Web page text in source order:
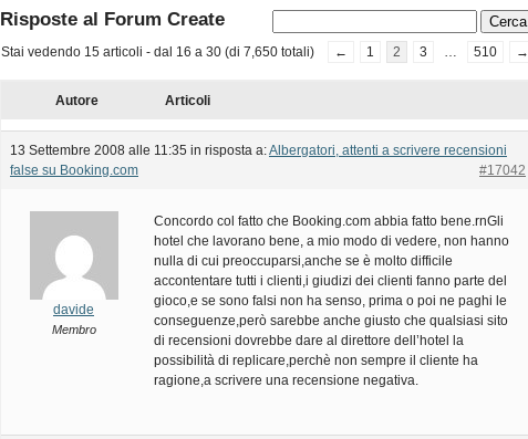
Risposte al Forum Create
Stai vedendo 15 articoli - dal 16 a 30 (di 7,650 totali) ← 1 2 3 … 510 →
Autore Articoli
13 Settembre 2008 alle 11:35 in risposta a:Albergatori, attenti a scrivere recensioni
false su Booking.com
#17042
davide
Membro
Concordo col fatto che Booking.com abbia fatto bene.rnGli
hotel che lavorano bene, a mio modo di vedere, non hanno
nulla di cui preoccuparsi,anche se è molto difficile
accontentare tutti i clienti,i giudizi dei clienti fanno parte del
gioco,e se sono falsi non ha senso, prima o poi ne paghi le
conseguenze,però sarebbe anche giusto che qualsiasi sito
di recensioni dovrebbe dare al direttore dell’hotel la
possibilità di replicare,perchè non sempre il cliente ha
ragione,a scrivere una recensione negativa.